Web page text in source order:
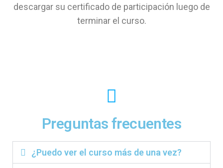
descargar su certificado de participación luego de
terminar el curso.
Preguntas frecuentes
¿Puedo ver el curso más de una vez?